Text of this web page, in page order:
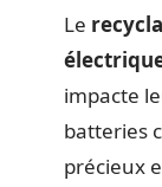
Le
impacte
batteries
précieux